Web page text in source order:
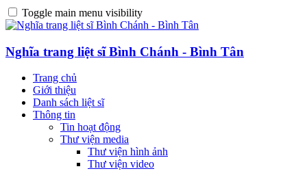
Toggle main menu visibility
Nghĩa trang liệt sĩ Bình Chánh - Bình Tân
Trang chủ
Giới thiệu
Danh sách liệt sĩ
Thông tin
Tin hoạt động
Thư viện media
Thư viện hình ảnh
Thư viện video